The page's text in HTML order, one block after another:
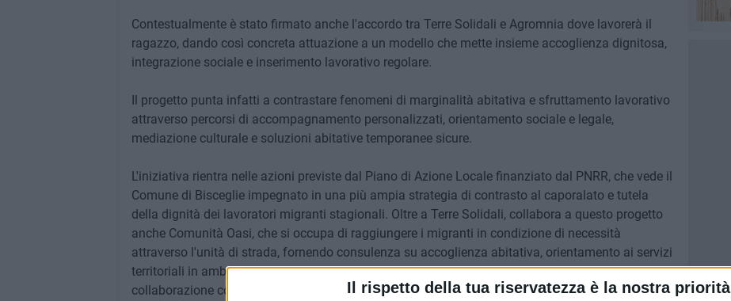
Il rispetto della tua riservatezza è la nostra priorità
Contestualmente è stato firmato anche l'accordo tra Terre Solidali e Agromnia dove lavorerà il
ragazzo, dando così concreta attuazione a un modello che mette insieme accoglienza dignitosa,
integrazione sociale e inserimento lavorativo regolare.
Il progetto punta infatti a contrastare fenomeni di marginalità abitativa e sfruttamento lavorativo
attraverso percorsi di accompagnamento personalizzati, orientamento sociale e legale,
mediazione culturale e soluzioni abitative temporanee sicure.
L'iniziativa rientra nelle azioni previste dal Piano di Azione Locale finanziato dal PNRR, che vede il
Comune di Bisceglie impegnato in una più ampia strategia di contrasto al caporalato e tutela
della dignità dei lavoratori migranti stagionali. Oltre a Terre Solidali, collabora a questo progetto
anche Comunità Oasi, che si occupa di raggiungere i migranti in condizione di necessità
attraverso l'unità di strada, fornendo consulenza su accoglienza abitativa, orientamento ai servizi
territoriali in ambito sociosanitario e lavorativo. Dell'orientamento al lavoro si occupa Etnie, in
collaborazione con il Centro per l'impiego Bisceglie di Arpal Puglia, per favorire l'inserimento degli